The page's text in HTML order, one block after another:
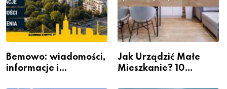
Bemowo: wiadomości,
informacje i
Jak Urządzić Małe
Mieszkanie? 10